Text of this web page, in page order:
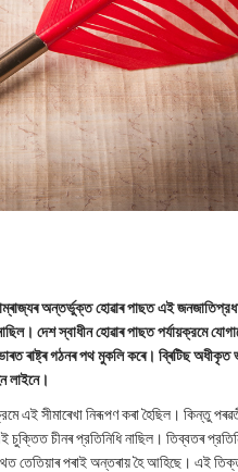
অন্তৰ্ভুক্ত হোৱাৰ পাছত এই
দেশ স্বাধীন হোৱাৰ পাছত পর্যায়ক্রমে
ৰাষ্ট্ৰ গঠনৰ পথ মুকলি কৰে। ব্ৰিটিছ
লাইনে।
এই সীমাৰেখা নিৰূপণ কৰা হৈছিল। কিন্তু
চীনৰ প্রতিনিধি নাছিল। তিব্বতৰ
তেতিয়াৰ পৰাই অন্তৰায় হৈ আহিছে। এই